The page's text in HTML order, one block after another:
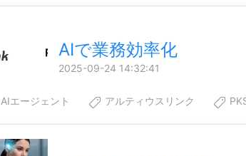
AIで業務効率化
2025-09-24 14:32:41
AIエージェント アルティウスリンク